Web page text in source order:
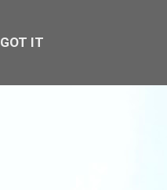
GOT IT